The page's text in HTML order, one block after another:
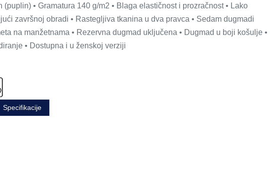
(puplin) • Gramatura 140 g/m2 • Blaga elastičnost i prozračnost • Lako
završnoj obradi • Rastegljiva tkanina u dva pravca • Sedam dugmadi
na manžetnama • Rezervna dugmad uključena • Dugmad u boji košulje •
• Dostupna i u ženskoj verziji
Specifikacije